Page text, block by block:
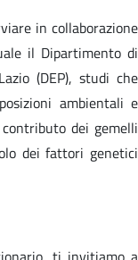
in collaborazione
il Dipartimento di
(DEP), studi che
ambientali e
dei gemelli
dei fattori genetici